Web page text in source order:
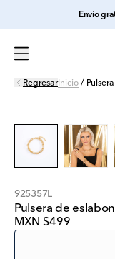
Envío
RegresarInicio /
925357L
Pulsera de
MXN $499